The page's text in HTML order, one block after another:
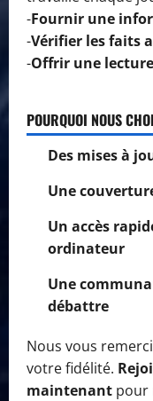
-Fournir une
-Vérifier les faits
-Offrir une
POURQUOI NOUS
Des mises à
Une
Un accès
ordinateur
Une
débattre
Nous vous
votre fidélité.
maintenant pour